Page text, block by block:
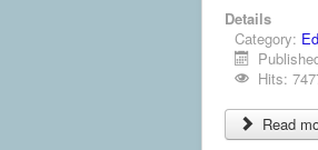
Details
Category:
Hits:
Read